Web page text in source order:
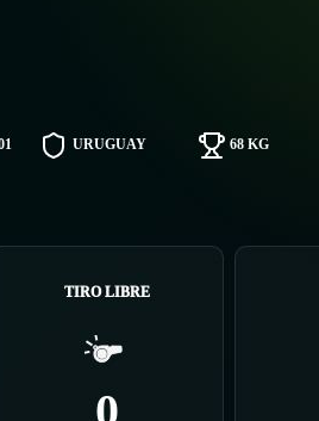
URUGUAY 68 KG
TIRO LIBRE